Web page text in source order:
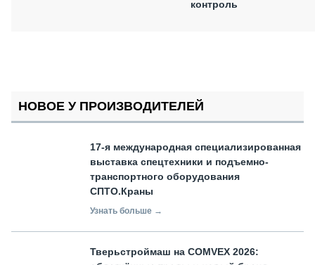
контроль
НОВОЕ У ПРОИЗВОДИТЕЛЕЙ
17-я международная специализированная
выставка спецтехники и подъемно-
транспортного оборудования
СПТО.Краны
Узнать больше →
Тверьстроймаш на COMVEX 2026: